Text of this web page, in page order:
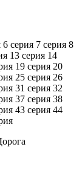
6 серия 7 серия 8
13 серия 14
19 серия 20
25 серия 26
31 серия 32
37 серия 38
43 серия 44